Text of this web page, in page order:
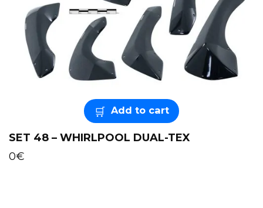
Add to cart
SET 48 – WHIRLPOOL DUAL-TEX
0€